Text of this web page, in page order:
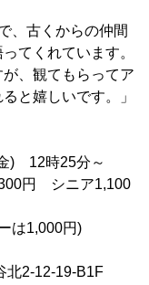
、古くからの仲間
てくれています。
、観てもらってア
と嬉しいです。」
) 12時25分～
円 シニア1,100
円)
2-12-19-B1F